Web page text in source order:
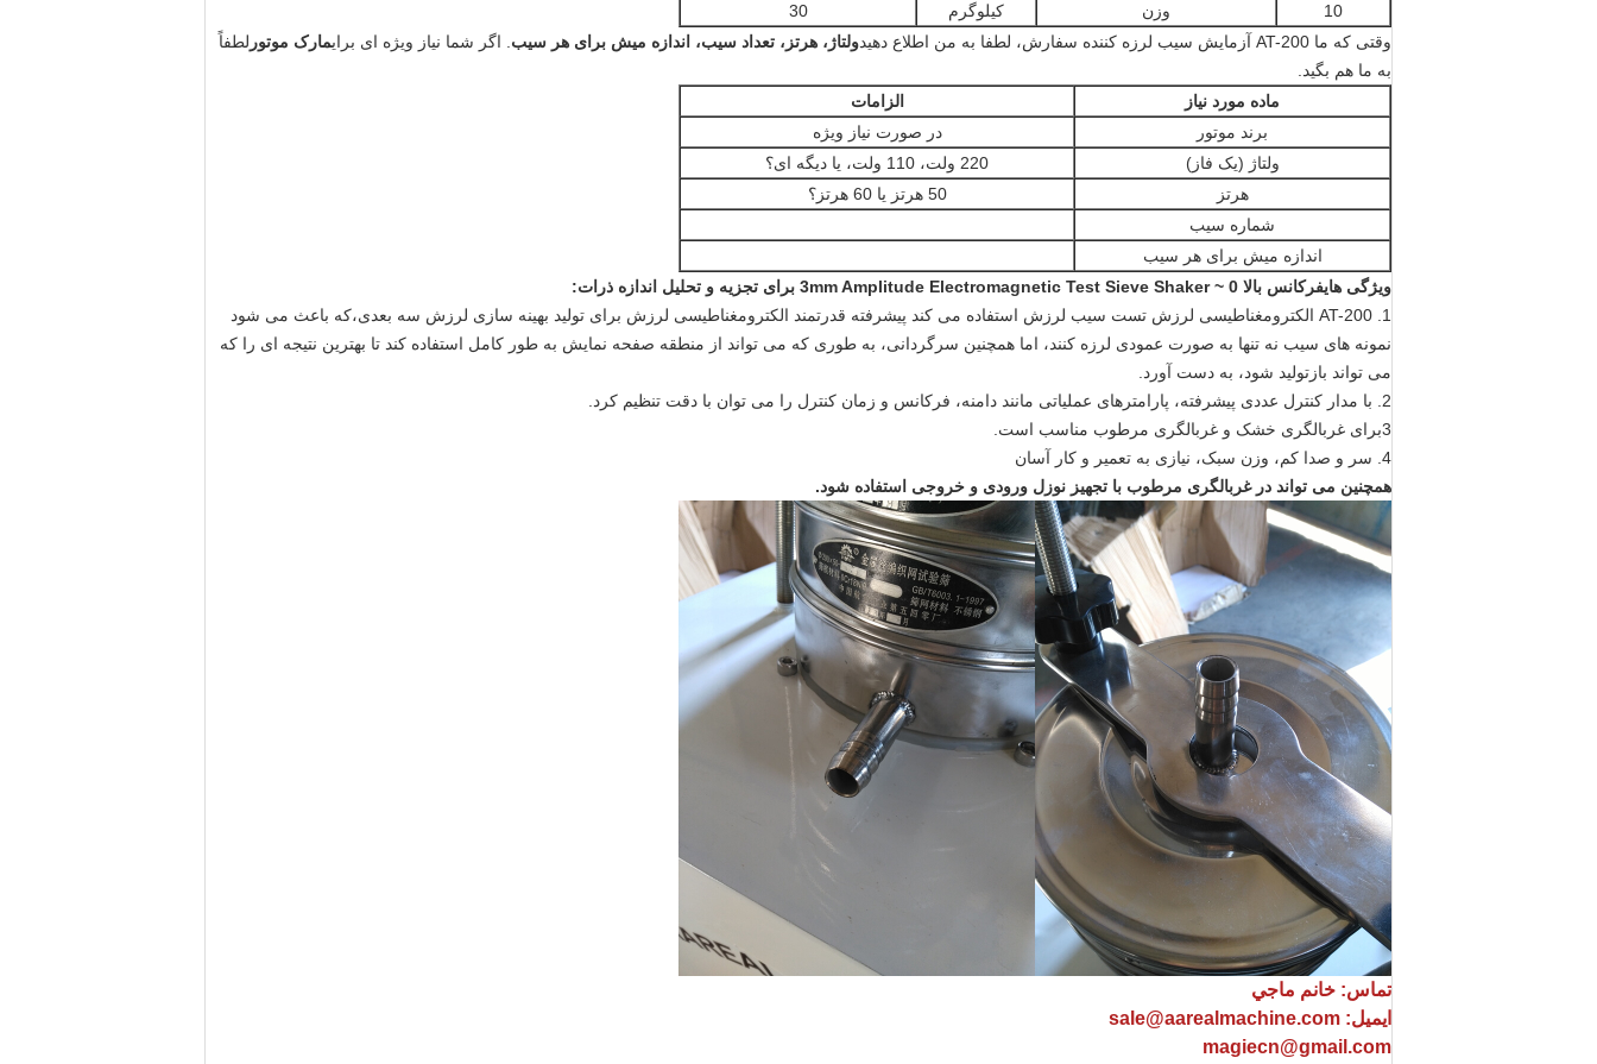
10
وزن کیلوگرم
30
وقتی که ما AT-200 آزمایش سیب لرزه کننده سفارش، لطفا به من اطلاع دهید
ولتاژ، هرتز، تعداد سیب، اندازه میش برای هر سیب . اگر شما نیاز ویژه ای برایمارک موتور لطفاً
به ما هم بگيد.
ماده مورد نیاز
الزامات
برند موتور
در صورت نیاز ویژه
ولتاژ (یک فاز)
220 ولت، 110 ولت، یا دیگه ای؟
هرتز
50 هرتز یا 60 هرتز؟
شماره سیب
اندازه میش برای هر سیب
ویژگی هایفرکانس بالا 0 ~ 3mm Amplitude Electromagnetic Test Sieve Shaker برای تجزیه و تحلیل اندازه ذرات
:
1. AT-200 الکترومغناطیسی لرزش تست سیب لرزش استفاده می کند پیشرفته قدرتمند الکترومغناطیسی لرزش برای تولید بهینه سازی لرزش سه بعدی،که باعث می شود
نمونه های سیب نه تنها به صورت عمودی لرزه کنند، اما همچنین سرگردانی، به طوری که می تواند از منطقه صفحه نمایش به طور کامل استفاده کند تا بهترین نتیجه ای را که
می تواند بازتولید شود، به دست آورد.
2. با مدار کنترل عددی پیشرفته، پارامترهای عملیاتی مانند دامنه، فرکانس و زمان کنترل را می توان با دقت تنظیم کرد.
3برای غربالگری خشک و غربالگری مرطوب مناسب است.
4. سر و صدا کم، وزن سبک، نیازی به تعمیر و کار آسان
همچنین می تواند در غربالگری مرطوب با تجهیز نوزل ورودی و خروجی استفاده شود.
تماس: خانم ماجي
ایمیل: sale@aarealmachine.com
magiecn@gmail.com